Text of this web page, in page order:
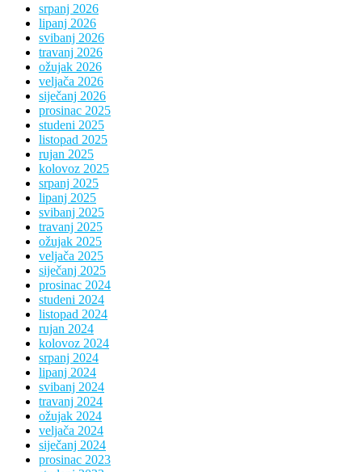
srpanj 2026
lipanj 2026
svibanj 2026
travanj 2026
ožujak 2026
veljača 2026
siječanj 2026
prosinac 2025
studeni 2025
listopad 2025
rujan 2025
kolovoz 2025
srpanj 2025
lipanj 2025
svibanj 2025
travanj 2025
ožujak 2025
veljača 2025
siječanj 2025
prosinac 2024
studeni 2024
listopad 2024
rujan 2024
kolovoz 2024
srpanj 2024
lipanj 2024
svibanj 2024
travanj 2024
ožujak 2024
veljača 2024
siječanj 2024
prosinac 2023